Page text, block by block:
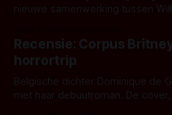
nieuwe samenwerking tussen
'Skeletons', een nieuwe creature
opnames zijn gestart in Australië.
Recensie: Corpus
horrortrip
Belgische dichter Dominique de
met haar debuutroman. De